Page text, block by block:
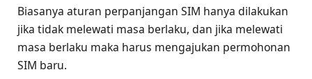
Biasanya aturan perpanjangan SIM hanya dilakukan
jika tidak melewati masa berlaku, dan jika melewati
masa berlaku maka harus mengajukan permohonan
SIM baru.